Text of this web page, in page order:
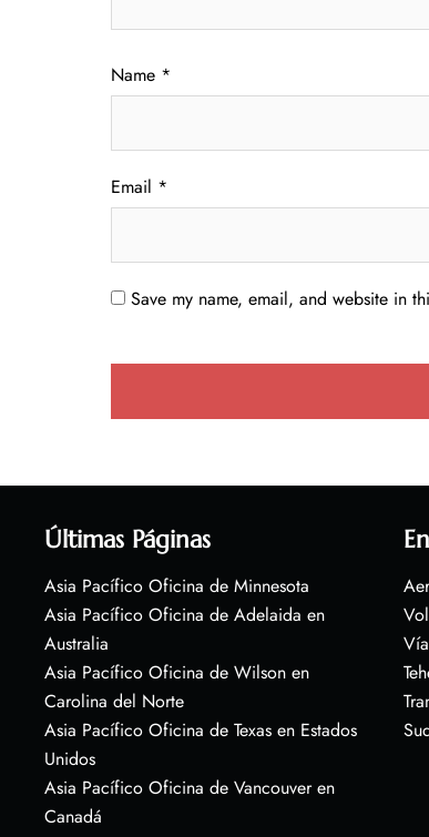
Name *
Email *
Save my name, email, and website in
Últimas Páginas
Asia Pacífico Oficina de Minnesota
Asia Pacífico Oficina de Adelaida en
Australia
Asia Pacífico Oficina de Wilson en
Carolina del Norte
Asia Pacífico Oficina de Texas en Estados
Unidos
Asia Pacífico Oficina de Vancouver en
Canadá